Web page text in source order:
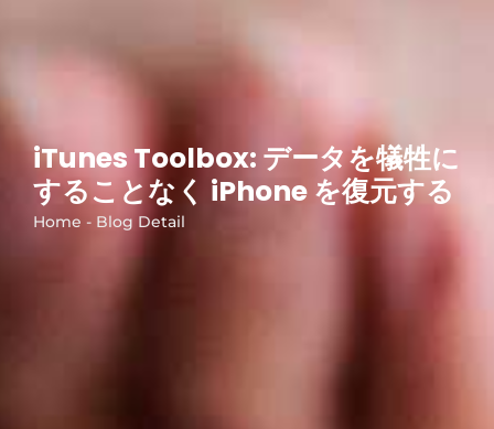
iTunes Toolbox: データを犠牲に
することなく iPhone を復元する
Home - Blog Detail